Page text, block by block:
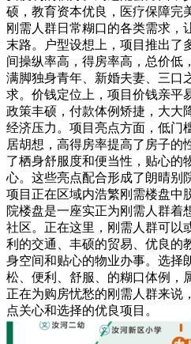
硕，教育资本优良，医疗保障完
刚需人群日常糊口的各类需求，
末路。户型设想上，项目推出了
间操纵率高，得房率高，总价低
满脚独身青年、新婚夫妻、三口
求。价钱定位上，项目价钱亲平
政策丰硕，付款体例矫捷，大大
经济压力。项目亮点方面，低门
居胡想，高得房率提高了房子的
了栖身舒服度和便当性，贴心的
心。这些亮点配合形成了朗晴别
项目正在区域内浩繁刚需楼盘中
院楼盘是一座实正为刚需人群着
社区。正在这里，刚需人群可以
利的交通、丰硕的贸易、优良的
身空间和贴心的物业办事。选择
松、便利、舒服、的糊口体例，
正在为购房忧愁的刚需人群来说
点关心和选择的优良项目。